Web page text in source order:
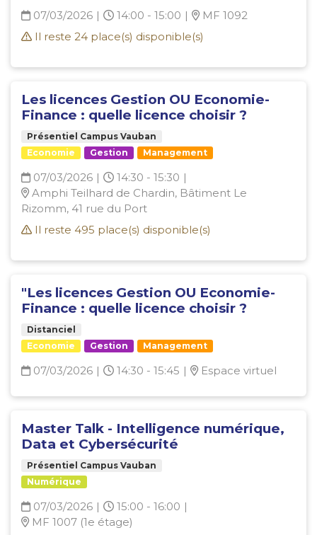
07/03/2026 | 14:00 - 15:00 |
MF 1092
Il reste 24 place(s) disponible(s)
Les licences Gestion OU Economie-
Finance : quelle licence choisir ?
Présentiel Campus Vauban
Economie
Gestion Management
07/03/2026 | 14:30 - 15:30 |
Amphi Teilhard de Chardin, Bâtiment Le
Rizomm, 41 rue du Port
Il reste 495 place(s) disponible(s)
"Les licences Gestion OU Economie-
Finance : quelle licence choisir ?
Distanciel
Economie
Gestion Management
07/03/2026 | 14:30 - 15:45 | Espace virtuel
Master Talk - Intelligence numérique,
Data et Cybersécurité
Présentiel Campus Vauban
Numérique
07/03/2026 | 15:00 - 16:00 |
MF 1007 (1e étage)